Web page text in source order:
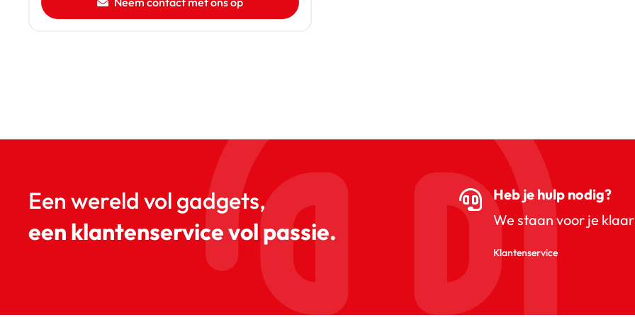
Een wereld vol gadgets,
een klantenservice vol passie.
Heb je hulp nodig?
We staan voor je
Klantenservice